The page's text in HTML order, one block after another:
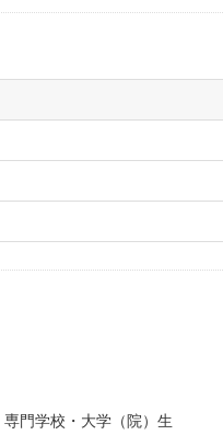
門学校・大学（院）生